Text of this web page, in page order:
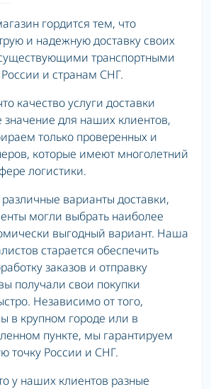
гордится тем, что
и надежную доставку своих
транспортными
и странам СНГ.
качество услуги доставки
для наших клиентов,
только проверенных и
которые имеют многолетний
логистики.
варианты доставки,
могли выбрать наиболее
выгодный вариант. Наша
старается обеспечить
заказов и отправку
получали свои покупки
Независимо от того,
в крупном городе или в
пункте, мы гарантируем
точку России и СНГ.
у наших клиентов разные